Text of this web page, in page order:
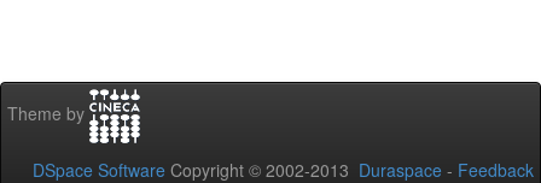
Theme by
DSpace Software Copyright © 2002-2013 Duraspace - Feedback